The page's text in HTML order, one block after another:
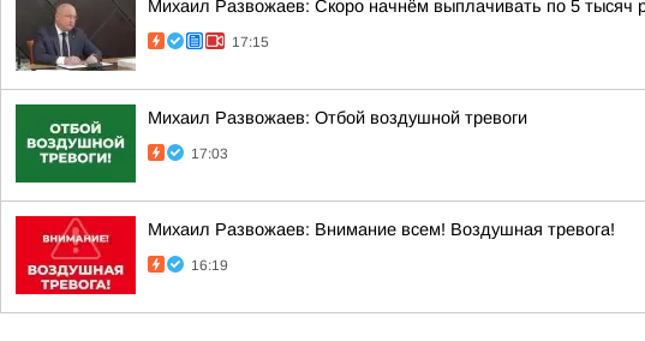
Михаил Развожаев: Скоро начнём выплачивать по 5 тысяч
17:15
Михаил Развожаев: Отбой воздушной тревоги
17:03
Михаил Развожаев: Внимание всем! Воздушная тревога!
16:19